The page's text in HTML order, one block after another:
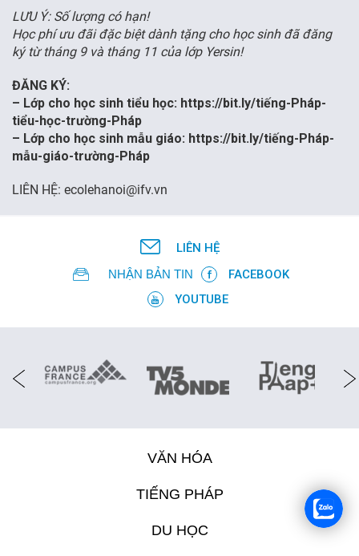
LƯU Ý: Số lượng có hạn!
Học phí ưu đãi đặc biệt dành tặng cho học sinh đã đăng
ký từ tháng 9 và tháng 11 của lớp Yersin!
ĐĂNG KÝ:
– Lớp cho học sinh tiểu học: https://bit.ly/tiếng-Pháp-
tiểu-học-trường-Pháp
– Lớp cho học sinh mẫu giáo: https://bit.ly/tiếng-Pháp-
mẫu-giáo-trường-Pháp
LIÊN HỆ: ecolehanoi@ifv.vn
LIÊN HỆ
NHẬN BẢN TIN
FACEBOOK
YOUTUBE
VĂN HÓA
TIẾNG PHÁP
DU HỌC